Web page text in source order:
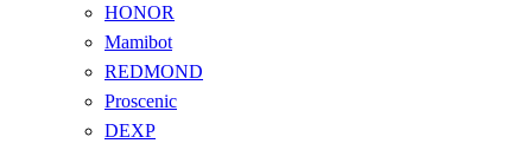
HONOR
Mamibot
REDMOND
Proscenic
DEXP